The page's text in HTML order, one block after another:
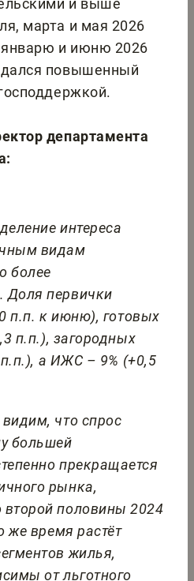
и выше
марта и мая 2026
январю и июню 2026
повышенный
департамента
интереса
видам
более
Доля первички
п.п. к июню), готовых
п.п.), загородных
а ИЖС – 9% (+0,5
что спрос
большей
прекращается
рынка,
половины 2024
же время растёт
жилья,
от льготного